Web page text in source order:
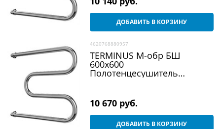
ДОБАВИТЬ В КОРЗИНУ
4620768880957
TERMINUS М-обр БШ
600х600
Полотенцесушитель
10 670 руб.
ДОБАВИТЬ В КОРЗИНУ